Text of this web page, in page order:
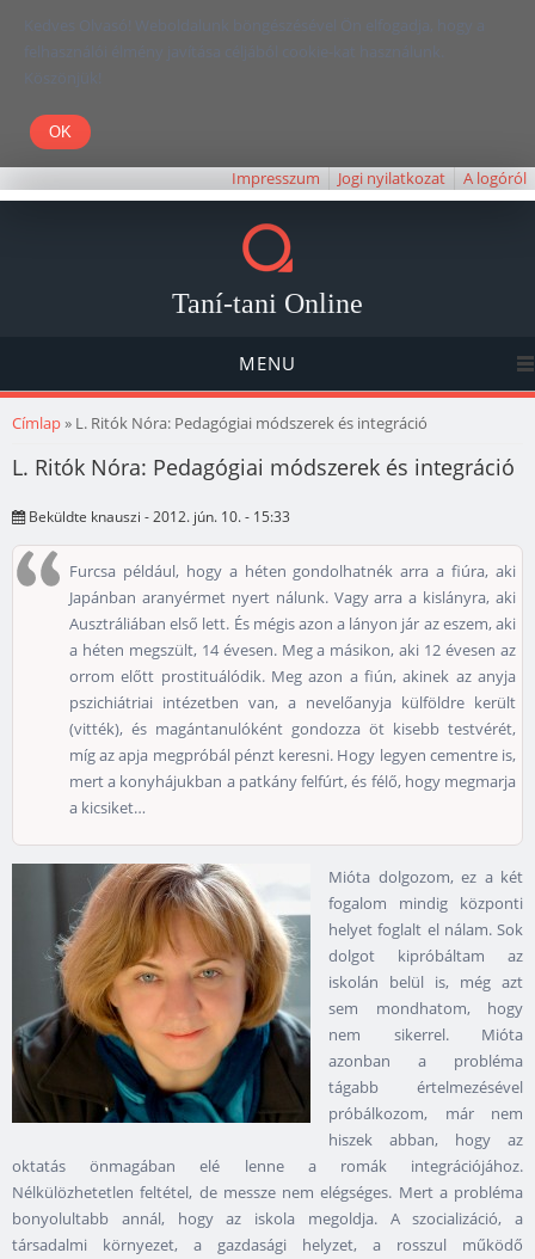
Kedves Olvasó! Weboldalunk böngészésével Ön elfogadja, hogy a
felhasználói élmény javítása céljából cookie-kat használunk.
Köszönjük!
Impresszum Jogi nyilatkozat A logóról
Taní-tani Online
MENU
Jelenlegi hely
Címlap» L. Ritók Nóra: Pedagógiai módszerek és integráció
L. Ritók Nóra: Pedagógiai módszerek és integráció
Beküldte knauszi - 2012. jún. 10. - 15:33
Furcsa például, hogy a héten gondolhatnék arra a fiúra, aki
Japánban aranyérmet nyert nálunk. Vagy arra a kislányra, aki
Ausztráliában első lett. És mégis azon a lányon jár az eszem, aki
a héten megszült, 14 évesen. Meg a másikon, aki 12 évesen az
orrom előtt prostituálódik. Meg azon a fiún, akinek az anyja
pszichiátriai intézetben van, a nevelőanyja külföldre került
(vitték), és magántanulóként gondozza öt kisebb testvérét,
míg az apja megpróbál pénzt keresni. Hogy legyen cementre is,
mert a konyhájukban a patkány felfúrt, és félő, hogy megmarja
a kicsiket…
Mióta dolgozom, ez a két
fogalom mindig központi
helyet foglalt el nálam. Sok
dolgot kipróbáltam az
iskolán belül is, még azt
sem mondhatom, hogy
nem sikerrel. Mióta
azonban a probléma
tágabb értelmezésével
próbálkozom, már nem
hiszek abban, hogy az
oktatás önmagában elé lenne a romák integrációjához.
Nélkülözhetetlen feltétel, de messze nem elégséges. Mert a probléma
bonyolultabb annál, hogy az iskola megoldja. A szocializáció, a
társadalmi környezet, a gazdasági helyzet, a rosszul működő